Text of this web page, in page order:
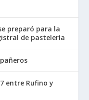
preparó para la
de pastelería
entre Rufino y